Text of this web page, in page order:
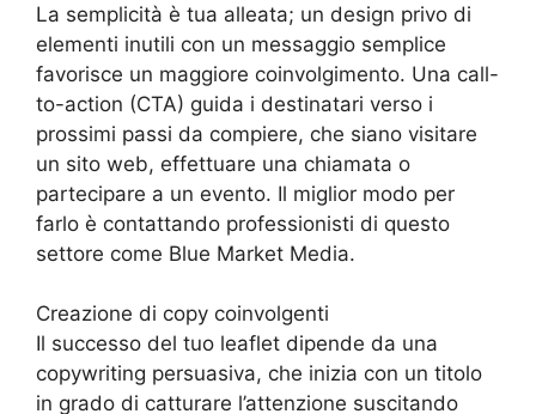
La semplicità è tua alleata; un design privo di
elementi inutili con un messaggio semplice
favorisce un maggiore coinvolgimento. Una call-
to-action (CTA) guida i destinatari verso i
prossimi passi da compiere, che siano visitare
un sito web, effettuare una chiamata o
partecipare a un evento. Il miglior modo per
farlo è contattando professionisti di questo
settore come Blue Market Media.
Creazione di copy coinvolgenti
Il successo del tuo leaflet dipende da una
copywriting persuasiva, che inizia con un titolo
in grado di catturare l’attenzione suscitando